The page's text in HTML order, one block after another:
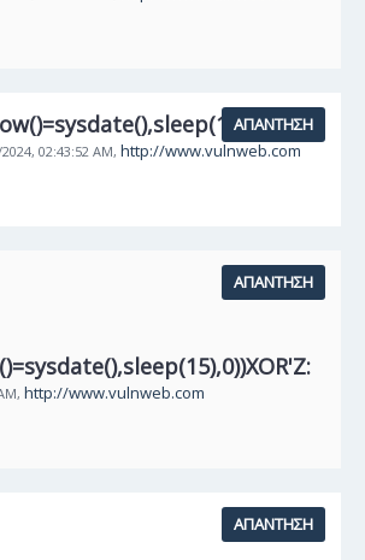
02:43:52 AM, http://www.vulnweb.com
ΑΠΆΝΤΗΣΗ
http://www.vulnweb.com
ΑΠΆΝΤΗΣΗ
ΑΠΆΝΤΗΣΗ